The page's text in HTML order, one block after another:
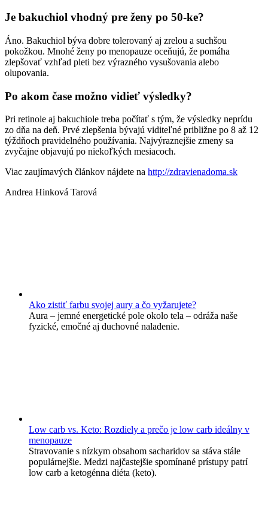
Je bakuchiol vhodný pre ženy po 50-ke?
Áno. Bakuchiol býva dobre tolerovaný aj zrelou a suchšou
pokožkou. Mnohé ženy po menopauze oceňujú, že pomáha
zlepšovať vzhľad pleti bez výrazného vysušovania alebo
olupovania.
Po akom čase možno vidieť výsledky?
Pri retinole aj bakuchiole treba počítať s tým, že výsledky neprídu
zo dňa na deň. Prvé zlepšenia bývajú viditeľné približne po 8 až 12
týždňoch pravidelného používania. Najvýraznejšie zmeny sa
zvyčajne objavujú po niekoľkých mesiacoch.
Viac zaujímavých článkov nájdete na http://zdravienadoma.sk
Andrea Hinková Tarová
Ako zistiť farbu svojej aury a čo vyžarujete?
Aura – jemné energetické pole okolo tela – odráža naše
fyzické, emočné aj duchovné naladenie.
Low carb vs. Keto: Rozdiely a prečo je low carb ideálny v
menopauze
Stravovanie s nízkym obsahom sacharidov sa stáva stále
populárnejšie. Medzi najčastejšie spomínané prístupy patrí
low carb a ketogénna diéta (keto).